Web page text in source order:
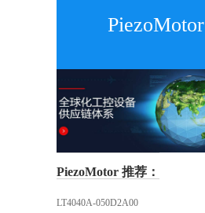
PiezoMotor
PiezoMotor 推荐：
LT4040A-050D2A00